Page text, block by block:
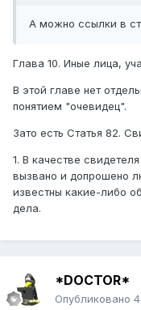
А можно ссылки в
Глава 10. Иные лица,
В этой главе нет
понятием "очевидец".
Зато есть Статья 82.
1. В качестве
вызвано и допрошено
известны какие-либо
дела.
*DOCTOR*
Опубликовано